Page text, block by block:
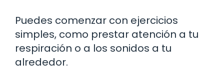
Puedes comenzar con ejercicios
simples, como prestar atención a tu
respiración o a los sonidos a tu
alrededor.